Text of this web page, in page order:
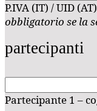
P.IVA (IT) / UID (AT)
obbligatorio se la
partecipanti
Partecipante 1 –